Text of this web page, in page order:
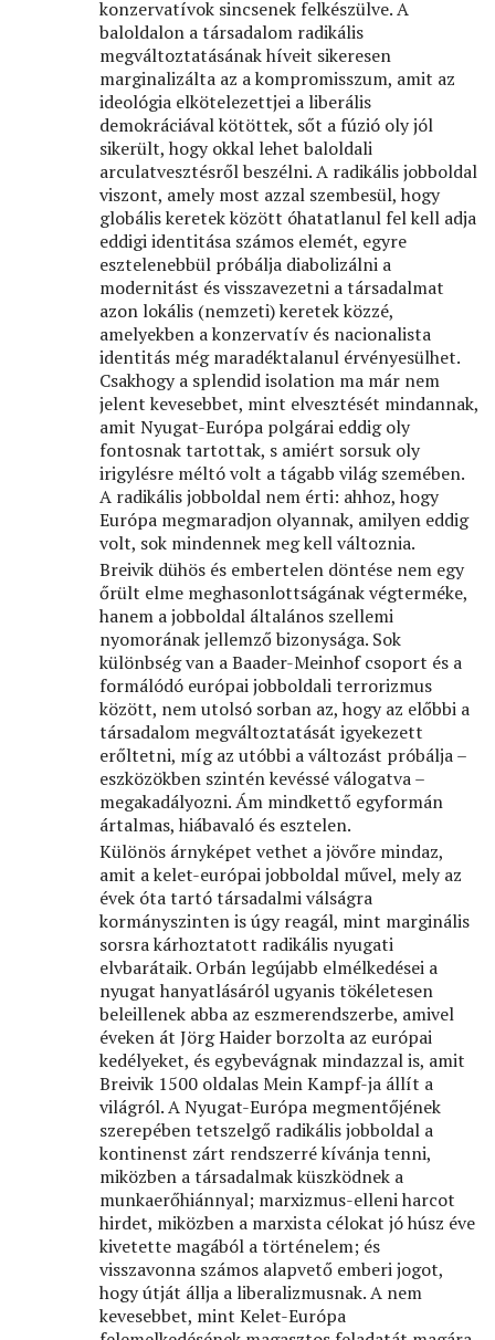
konzervatívok sincsenek felkészülve. A
baloldalon a társadalom radikális
megváltoztatásának híveit sikeresen
marginalizálta az a kompromisszum, amit az
ideológia elkötelezettjei a liberális
demokráciával kötöttek, sőt a fúzió oly jól
sikerült, hogy okkal lehet baloldali
arculatvesztésről beszélni. A radikális jobboldal
viszont, amely most azzal szembesül, hogy
globális keretek között óhatatlanul fel kell adja
eddigi identitása számos elemét, egyre
esztelenebbül próbálja diabolizálni a
modernitást és visszavezetni a társadalmat
azon lokális (nemzeti) keretek közzé,
amelyekben a konzervatív és nacionalista
identitás még maradéktalanul érvényesülhet.
Csakhogy a splendid isolation ma már nem
jelent kevesebbet, mint elvesztését mindannak,
amit Nyugat-Európa polgárai eddig oly
fontosnak tartottak, s amiért sorsuk oly
irigylésre méltó volt a tágabb világ szemében.
A radikális jobboldal nem érti: ahhoz, hogy
Európa megmaradjon olyannak, amilyen eddig
volt, sok mindennek meg kell változnia.
Breivik dühös és embertelen döntése nem egy
őrült elme meghasonlottságának végterméke,
hanem a jobboldal általános szellemi
nyomorának jellemző bizonysága. Sok
különbség van a Baader-Meinhof csoport és a
formálódó európai jobboldali terrorizmus
között, nem utolsó sorban az, hogy az előbbi a
társadalom megváltoztatását igyekezett
erőltetni, míg az utóbbi a változást próbálja –
eszközökben szintén kevéssé válogatva –
megakadályozni. Ám mindkettő egyformán
ártalmas, hiábavaló és esztelen.
Különös árnyképet vethet a jövőre mindaz,
amit a kelet-európai jobboldal művel, mely az
évek óta tartó társadalmi válságra
kormányszinten is úgy reagál, mint marginális
sorsra kárhoztatott radikális nyugati
elvbarátaik. Orbán legújabb elmélkedései a
nyugat hanyatlásáról ugyanis tökéletesen
beleillenek abba az eszmerendszerbe, amivel
éveken át Jörg Haider borzolta az európai
kedélyeket, és egybevágnak mindazzal is, amit
Breivik 1500 oldalas Mein Kampf-ja állít a
világról. A Nyugat-Európa megmentőjének
szerepében tetszelgő radikális jobboldal a
kontinenst zárt rendszerré kívánja tenni,
miközben a társadalmak küszködnek a
munkaerőhiánnyal; marxizmus-elleni harcot
hirdet, miközben a marxista célokat jó húsz éve
kivetette magából a történelem; és
visszavonna számos alapvető emberi jogot,
hogy útját állja a liberalizmusnak. A nem
kevesebbet, mint Kelet-Európa